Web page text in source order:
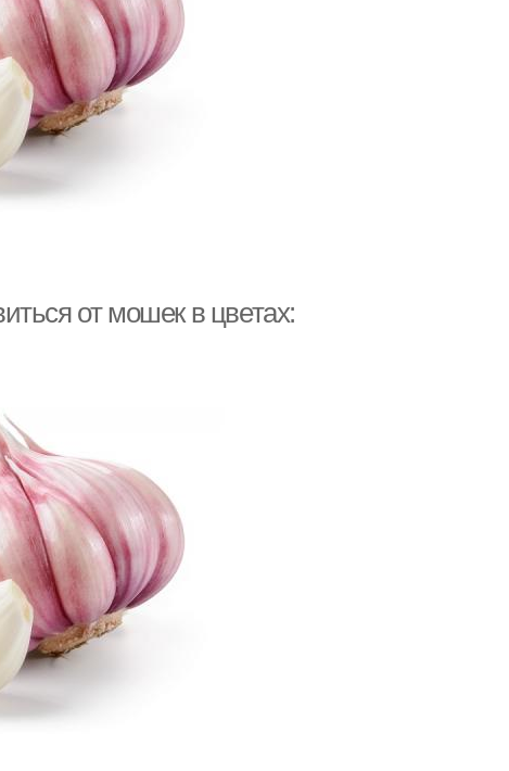
от мошек в цветах: